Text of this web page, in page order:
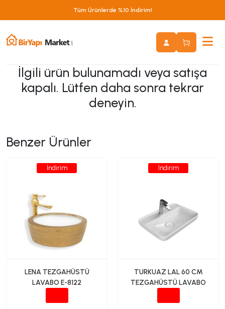
Tüm Ürünlerde %10 İndirim!
İlgili ürün bulunamadı veya satışa
kapalı. Lütfen daha sonra tekrar
deneyin.
Benzer Ürünler
İndirim
LENA TEZGAHÜSTÜ
LAVABO E-8122
İndirim
TURKUAZ LAL 60 CM
TEZGAHÜSTÜ LAVABO